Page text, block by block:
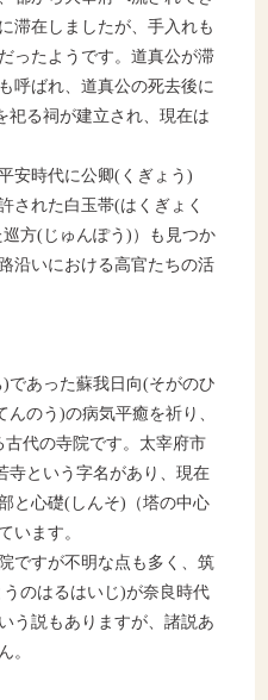
滞在しましたが、手入れも
ったようです。道真公が滞
呼ばれ、道真公の死去後に
祀る祠が建立され、現在は
安時代に公卿( くぎょう)
された白玉帯(はくぎょく
巡方( じゅんぽう) ）も見つか
沿いにおける高官たちの活
)であった蘇我日向(そがのひ
んのう)の病気平癒を祈り、
代の寺院です。太宰府市
寺という字名があり、現在
と心礎( しんそ) （塔の中心
います。
ですが不明な点も多く、筑
うのはるはいじ)が奈良時代
う説もありますが、諸説あ
。